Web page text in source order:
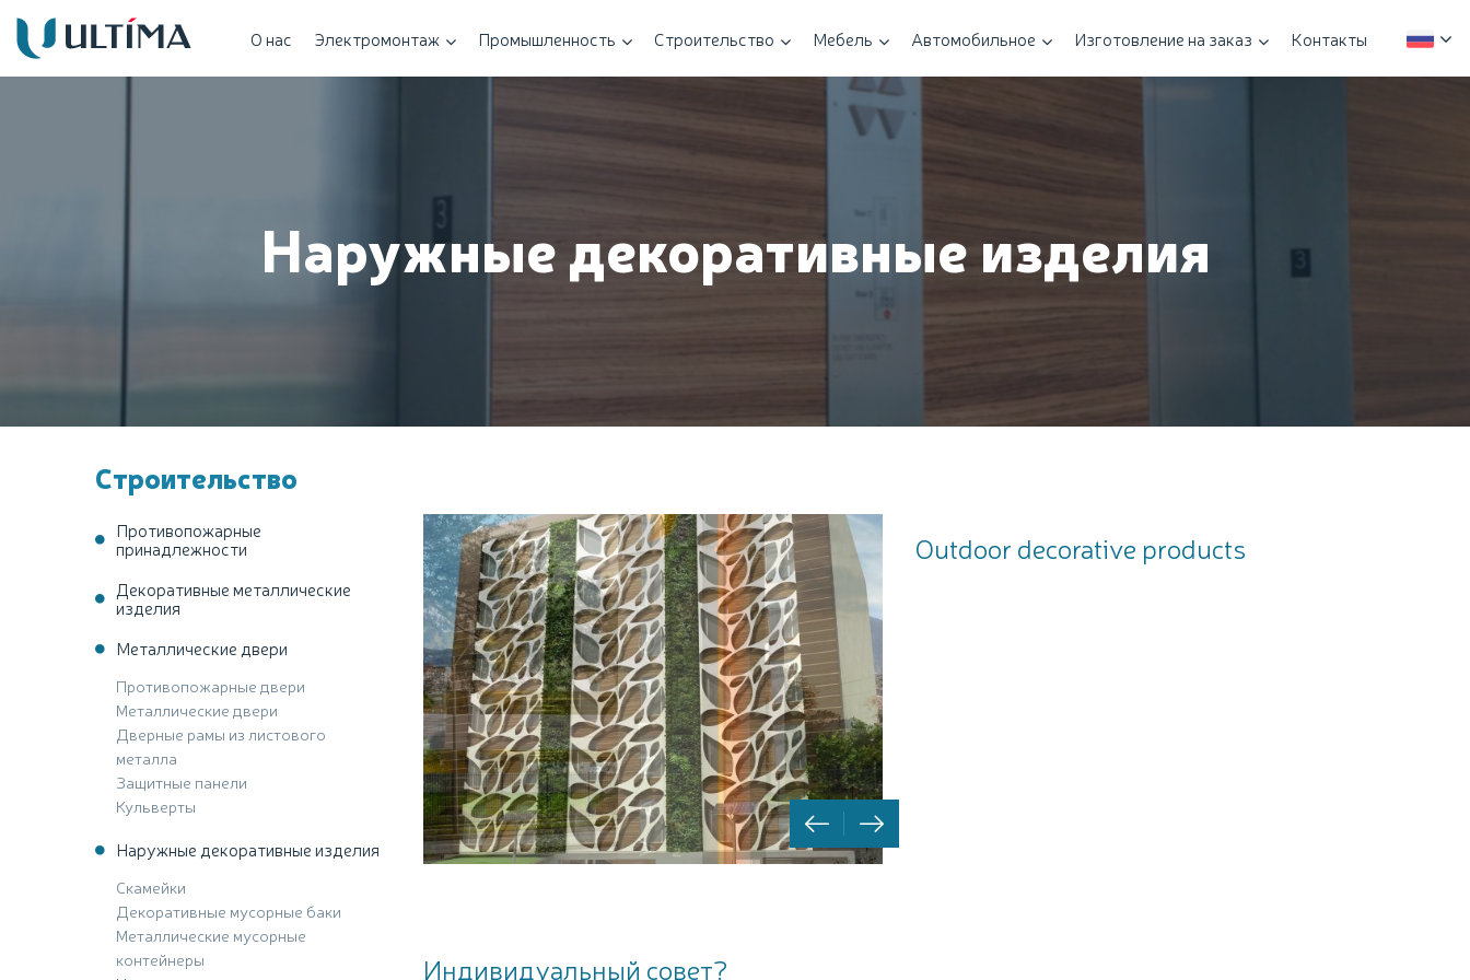
О нас Электромонтаж Промышленность Строительство Мебель Автомобильное Изготовление на заказ Контакты
Наружные декоративные изделия
Строительство
Противопожарные
принадлежности
Декоративные металлические
изделия
Металлические двери
Противопожарные двери
Металлические двери
Дверные рамы из листового
металла
Защитные панели
Кульверты
Наружные декоративные изделия
Скамейки
Декоративные мусорные баки
Металлические мусорные
контейнеры
Outdoor decorative products
Индивидуальный совет?